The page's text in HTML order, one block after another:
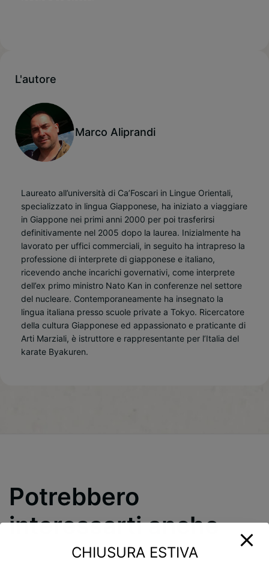
L'autore
Marco Aliprandi
Laureato all’università di Ca’Foscari in Lingue Orienta­li,
specializzato in lingua Giapponese, ha iniziato a viaggiare
in Giappone nei pri­mi anni 2000 per poi trasferirsi
definitivamente nel 2005 dopo la laurea. Inizialmente ha
lavora­to per uffici commerciali, in seguito ha intrapreso la
professione di interprete di giapponese e italiano,
ricevendo anche incarichi go­vernativi, come interprete
dell’ex primo ministro Nato Kan in conferenze nel settore
del nu­cleare. Contemporaneamente ha inse­gnato la
lingua italiana presso scuole private a Tokyo. Ricercatore
della cultura Giapponese ed appassionato e praticante di
Arti Marziali, è istruttore e rappresentante per l’Italia del
karate Byakuren.
Potrebbero
interessarti anche
CHIUSURA ESTIVA